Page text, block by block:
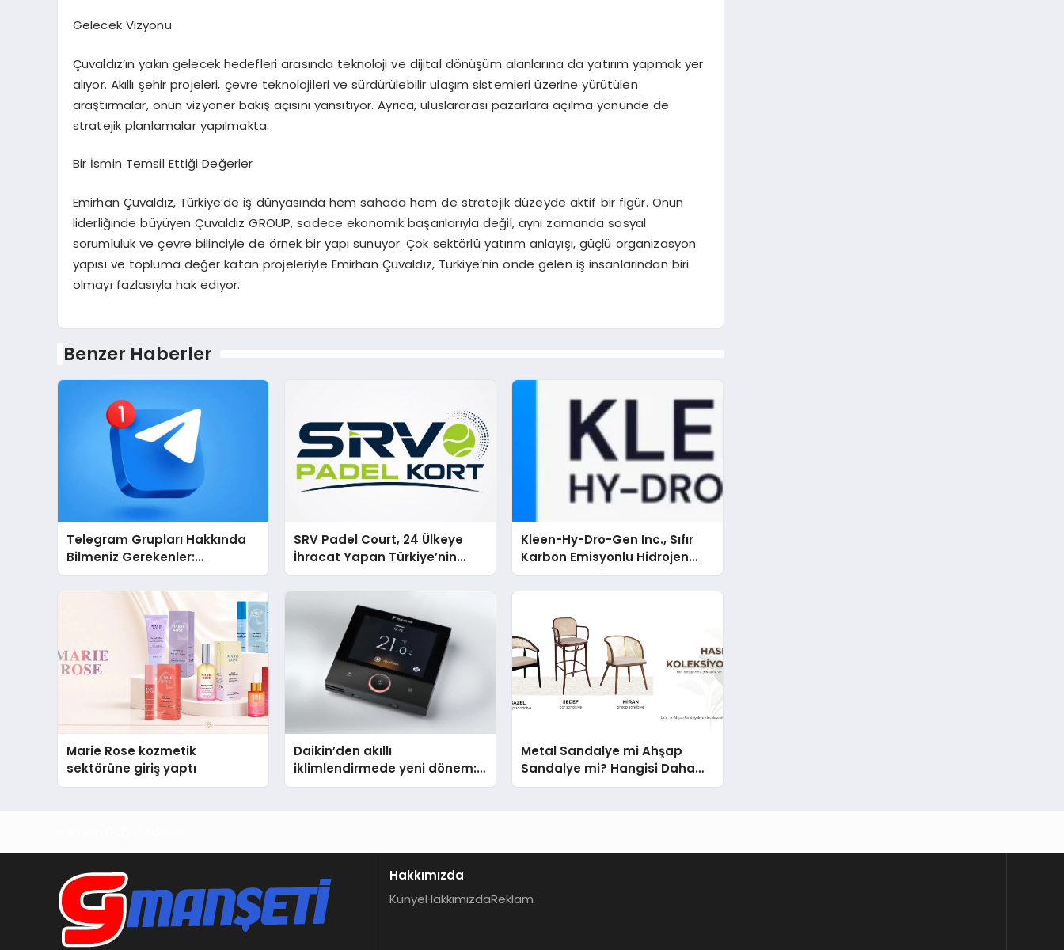
Gelecek Vizyonu
Çuvaldız’ın yakın gelecek hedefleri arasında teknoloji ve dijital dönüşüm alanlarına da yatırım yapmak yer
alıyor. Akıllı şehir projeleri, çevre teknolojileri ve sürdürülebilir ulaşım sistemleri üzerine yürütülen
araştırmalar, onun vizyoner bakış açısını yansıtıyor. Ayrıca, uluslararası pazarlara açılma yönünde de
stratejik planlamalar yapılmakta.
Bir İsmin Temsil Ettiği Değerler
Emirhan Çuvaldız, Türkiye’de iş dünyasında hem sahada hem de stratejik düzeyde aktif bir figür. Onun
liderliğinde büyüyen Çuvaldız GROUP, sadece ekonomik başarılarıyla değil, aynı zamanda sosyal
sorumluluk ve çevre bilinciyle de örnek bir yapı sunuyor. Çok sektörlü yatırım anlayışı, güçlü organizasyon
yapısı ve topluma değer katan projeleriyle Emirhan Çuvaldız, Türkiye’nin önde gelen iş insanlarından biri
olmayı fazlasıyla hak ediyor.
Benzer Haberler
Telegram Grupları Hakkında
Bilmeniz Gerekenler:
Telegram Topluluklarıyla
Güncel Kalmak
SRV Padel Court, 24 Ülkeye
İhracat Yapan Türkiye’nin
Padel Kortu Üretim Gücü
Kleen-Hy-Dro-Gen Inc., Sıfır
Karbon Emisyonlu Hidrojen
Isıtma Teknolojisinde ISO ve
TSSA Düzenleyici Onaylarını
Marie Rose kozmetik
sektörüne giriş yaptı
Daikin’den akıllı
iklimlendirmede yeni dönem:
Madoka Plus Türkiye’de
Metal Sandalye mi Ahşap
Sandalye mi? Hangisi Daha
Avantajlı?
Hakkımızda
KünyeHakkımızdaReklam